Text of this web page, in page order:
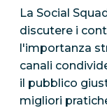
La Social
discutere i
l'importanza
canali
il pubblico
migliori